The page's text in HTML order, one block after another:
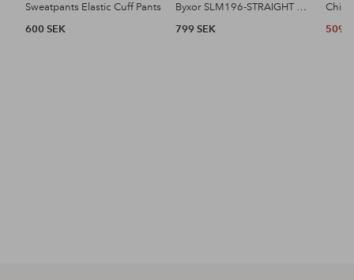
Sweatpants Elastic Cuff Pants
600 SEK
Byxor SLM196-STRAIGHT MILES TWILL PANT NO
799 SEK
509